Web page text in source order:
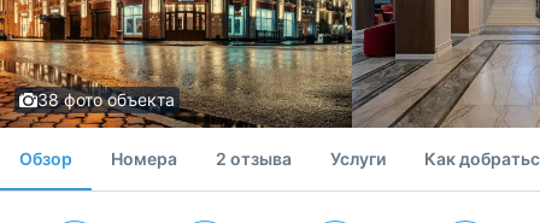
38 фото объекта
Обзор Номера 2 отзыва Услуги Как